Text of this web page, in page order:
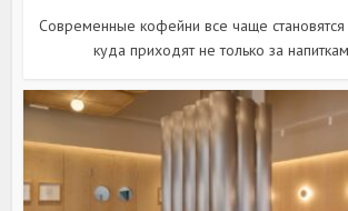
Современные кофейни все чаще становятся
куда приходят не только за